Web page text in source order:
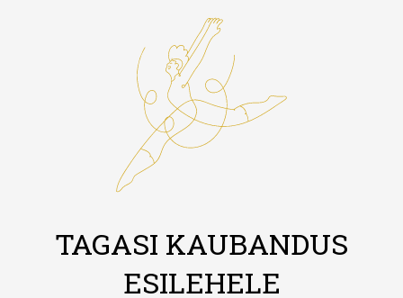
TAGASI KAUBANDUS
ESILEHELE